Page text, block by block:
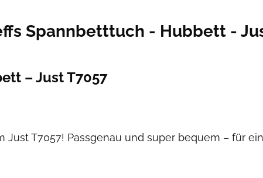
Spannbetttuch - Hubbett -
– Just T7057
T7057! Passgenau und super bequem – für